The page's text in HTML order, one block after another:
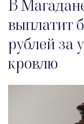
В
выплатит
рублей
кровлю